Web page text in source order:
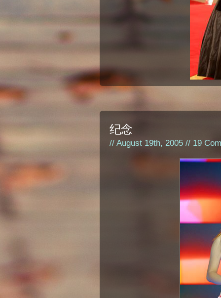
纪念
// August 19th, 2005 // 19